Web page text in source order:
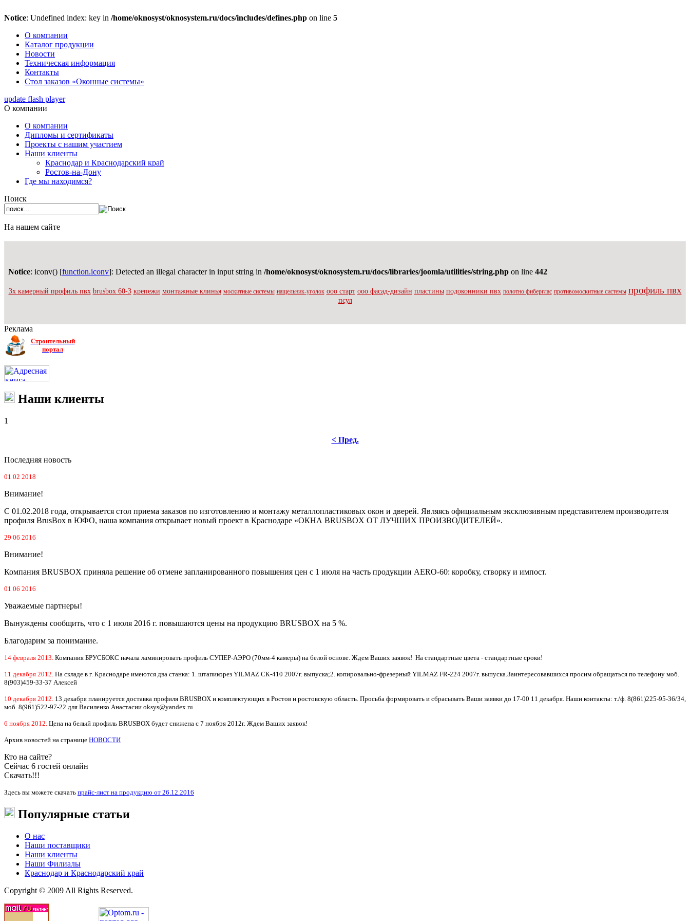
Notice: Undefined index: key in /home/oknosyst/oknosystem.ru/docs/includes/defines.php on line 5
О компании
Каталог продукции
Новости
Техническая информация
Контакты
Стол заказов «Оконные системы»
update flash player
О компании
О компании
Дипломы и сертификаты
Проекты с нашим участием
Наши клиенты
Краснодар и Краснодарский край
Ростов-на-Дону
Где мы находимся?
Поиск
На нашем сайте
Notice: iconv() [function.iconv]: Detected an illegal character in input string in /home/oknosyst/oknosystem.ru/docs/libraries/joomla/utilities/string.php on line 442
3х камерный профиль пвх brusbox 60-3 крепежи монтажные клинья москитные системы нащельник-уголок ооо старт ооо фасад-дизайн пластины подоконники пвх полотно фиберглас противомоскитные системы профиль пвх
псул
Реклама
Строительный
портал
Наши клиенты
1
< Пред.
Последняя новость
01 02 2018
Внимание!
С 01.02.2018 года, открывается стол приема заказов по изготовлению и монтажу металлопластиковых окон и дверей. Являясь официальным эксклюзивным представителем производителя
профиля BrusBox в ЮФО, наша компания открывает новый проект в Краснодаре «ОКНА BRUSBOX ОТ ЛУЧШИХ ПРОИЗВОДИТЕЛЕЙ».
29 06 2016
Внимание!
Компания BRUSBOX приняла решение об отмене запланированного повышения цен с 1 июля на часть продукции AERO-60: коробку, створку и импост.
01 06 2016
Уважаемые партнеры!
Вынуждены сообщить, что с 1 июля 2016 г. повышаются цены на продукцию BRUSBOX на 5 %.
Благодарим за понимание.
14 февраля 2013. Компания БРУСБОКС начала ламинировать профиль СУПЕР-АЭРО (70мм-4 камеры) на белой основе. Ждем Ваших заявок! На стандартные цвета - стандартные сроки!
11 декабря 2012. На складе в г. Краснодаре имеются два станка: 1. штапикорез YILMAZ СК-410 2007г. выпуска;2. копировально-фрезерный YILMAZ FR-224 2007г. выпуска.Заинтересовавшихся просим обращаться по телефону моб.
8(903)459-33-37 Алексей
10 декабря 2012. 13 декабря планируется доставка профиля BRUSBOX и комплектующих в Ростов и ростовскую область. Просьба формировать и сбрасывать Ваши заявки до 17-00 11 декабря. Наши контакты: т./ф. 8(861)225-95-36/34,
моб. 8(961)522-97-22 для Василенко Анастасии oksys@yandex.ru
6 ноября 2012. Цена на белый профиль BRUSBOX будет снижена с 7 ноября 2012г. Ждем Ваших заявок!
Архив новостей на странице НОВОСТИ
Кто на сайте?
Сейчас 6 гостей онлайн
Скачать!!!
Здесь вы можете скачать прайс-лист на продукцию от 26.12.2016
Популярные статьи
О нас
Наши поставщики
Наши клиенты
Наши Филиалы
Краснодар и Краснодарский край
Copyright © 2009 All Rights Reserved.